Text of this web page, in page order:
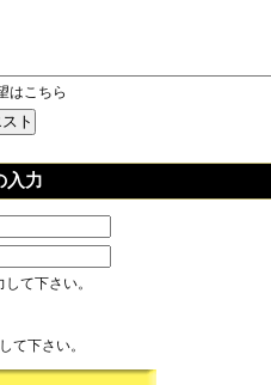
はこちら
入力
て下さい。
て下さい。